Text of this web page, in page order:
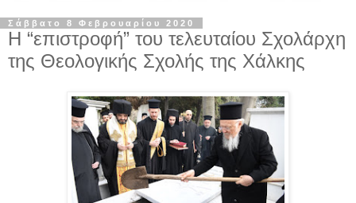
Σάββατο 8 Φεβρουαρίου 2020
Η “επιστροφή” του τελευταίου Σχολάρχη
της Θεολογικής Σχολής της Χάλκης